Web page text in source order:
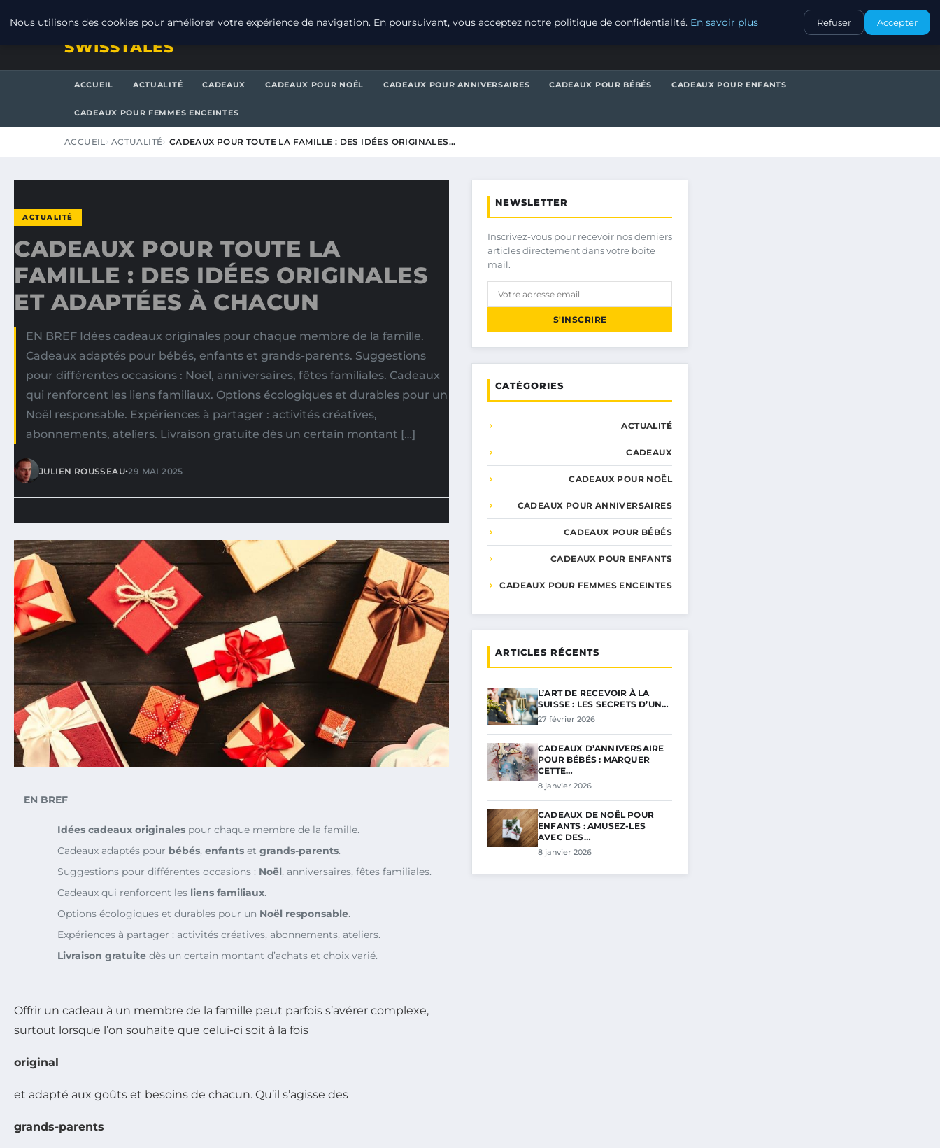
CONTACT
SWISSTALES
ACCUEIL ACTUALITÉ CADEAUX CADEAUX POUR NOËL CADEAUX POUR ANNIVERSAIRES CADEAUX POUR BÉBÉS CADEAUX POUR ENFANTS
CADEAUX POUR FEMMES ENCEINTES
ACCUEIL ACTUALITÉ CADEAUX POUR TOUTE LA FAMILLE : DES IDÉES ORIGINALES…
ACTUALITÉ
CADEAUX POUR TOUTE LA
FAMILLE : DES IDÉES ORIGINALES
ET ADAPTÉES À CHACUN
EN BREF Idées cadeaux originales pour chaque membre de la famille.
Cadeaux adaptés pour bébés, enfants et grands-parents. Suggestions
pour différentes occasions : Noël, anniversaires, fêtes familiales. Cadeaux
qui renforcent les liens familiaux. Options écologiques et durables pour un
Noël responsable. Expériences à partager : activités créatives,
abonnements, ateliers. Livraison gratuite dès un certain montant […]
JULIEN ROUSSEAU•29 MAI 2025
EN BREF
Idées cadeaux originales pour chaque membre de la famille.
Cadeaux adaptés pour bébés, enfants et grands-parents.
Suggestions pour différentes occasions : Noël, anniversaires, fêtes familiales.
Cadeaux qui renforcent les liens familiaux.
Options écologiques et durables pour un Noël responsable.
Expériences à partager : activités créatives, abonnements, ateliers.
Livraison gratuite dès un certain montant d’achats et choix varié.
Offrir un cadeau à un membre de la famille peut parfois s’avérer complexe,
surtout lorsque l’on souhaite que celui-ci soit à la fois
original
et adapté aux goûts et besoins de chacun. Qu’il s’agisse des
grands-parents
NEWSLETTER
Inscrivez-vous pour recevoir nos derniers
articles directement dans votre boîte
mail.
S'INSCRIRE
CATÉGORIES
ACTUALITÉ
CADEAUX
CADEAUX POUR NOËL
CADEAUX POUR ANNIVERSAIRES
CADEAUX POUR BÉBÉS
CADEAUX POUR ENFANTS
CADEAUX POUR FEMMES ENCEINTES
ARTICLES RÉCENTS
L’ART DE RECEVOIR À LA
SUISSE : LES SECRETS D’UN…
27 février 2026
CADEAUX D’ANNIVERSAIRE
POUR BÉBÉS : MARQUER
CETTE…
8 janvier 2026
CADEAUX DE NOËL POUR
ENFANTS : AMUSEZ-LES
AVEC DES…
8 janvier 2026
Nous utilisons des cookies pour améliorer votre expérience de navigation. En poursuivant, vous acceptez notre politique de confidentialité. En savoir plus Refuser Accepter